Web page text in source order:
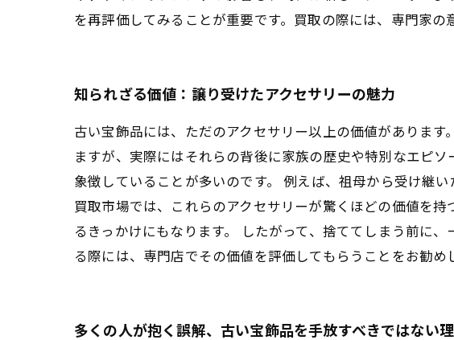
を再評価してみることが重要です。買取の際には、専門家
知られざる価値：譲り受けたアクセサリーの魅力
古い宝飾品には、ただのアクセサリー以上の価値がありま
ますが、実際にはそれらの背後に家族の歴史や特別なエピ
象徴していることが多いのです。 例えば、祖母から受け継
買取市場では、これらのアクセサリーが驚くほどの価値を
るきっかけにもなります。 したがって、捨ててしまう前に
る際には、専門店でその価値を評価してもらうことをお勧
多くの人が抱く誤解、古い宝飾品を手放すべきではない